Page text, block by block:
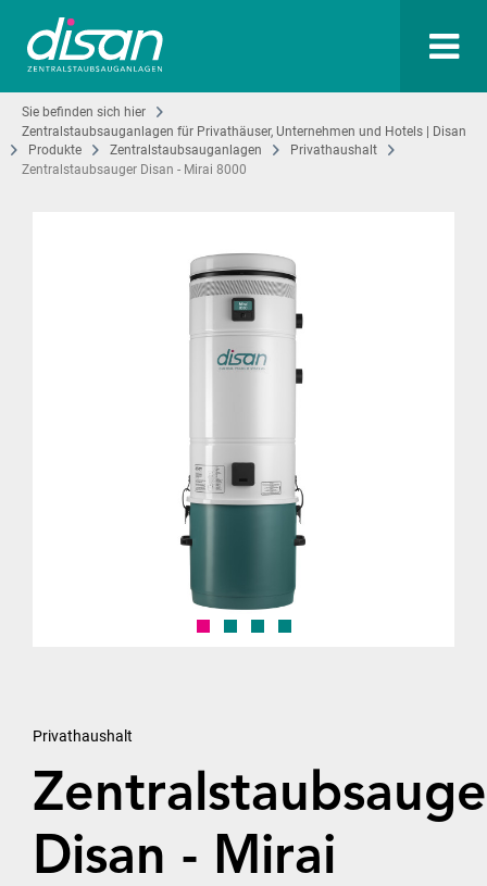
Sie befinden sich hier
Zentralstaubsauganlagen für Privathäuser, Unternehmen und Hotels | Disan
Produkte
Zentralstaubsauganlagen
Privathaushalt
Zentralstaubsauger Disan - Mirai 8000
Privathaushalt
Disan - Mirai